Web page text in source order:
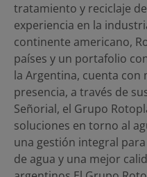
tratamiento y reciclaje
experiencia en la
continente americano,
países y un portafolio
la Argentina, cuenta con
presencia, a través de
Señorial, el Grupo
soluciones en torno al
una gestión integral
de agua y una mejor